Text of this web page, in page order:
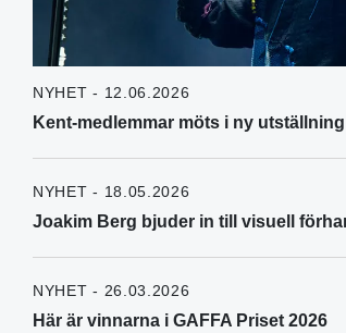
NYHET - 12.06.2026
Kent-medlemmar möts i ny utställning
NYHET - 18.05.2026
Joakim Berg bjuder in till visuell
NYHET - 26.03.2026
Här är vinnarna i GAFFA Priset 2026